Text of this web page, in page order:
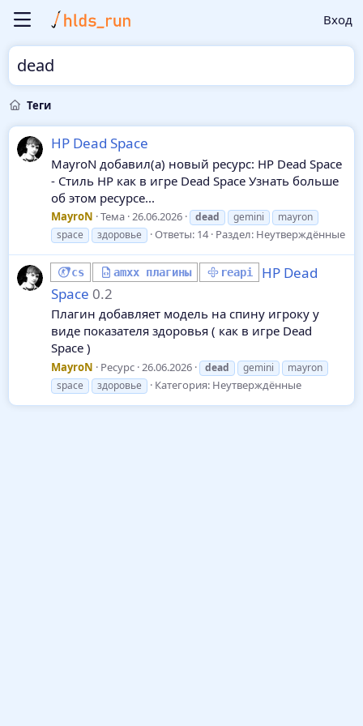
Вход
dead
Теги
HP Dead Space
MayroN добавил(а) новый ресурс: HP Dead Space
- Стиль HP как в игре Dead Space Узнать больше
об этом ресурсе...
MayroN Тема 26.06.2026 dead gemini
mayron
space
здоровье Ответы: 14 Раздел: Неутверждённые
cs amxx плагины reapi
HP Dead
Space 0.2
Плагин добавляет модель на спину игроку у
виде показателя здоровья ( как в игре Dead
Space )
MayroN Ресурс 26.06.2026 dead gemini
mayron
space
здоровье Категория: Неутверждённые